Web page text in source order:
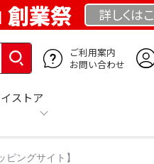
業祭 詳しくは
ご利用案内
お問い合わせ
ストア
ングサイト】